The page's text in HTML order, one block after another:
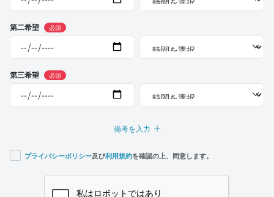
第二希望 必須
第三希望 必須
備考を入力
プライバシーポリシー及び利用規約を確認の上、同意します。